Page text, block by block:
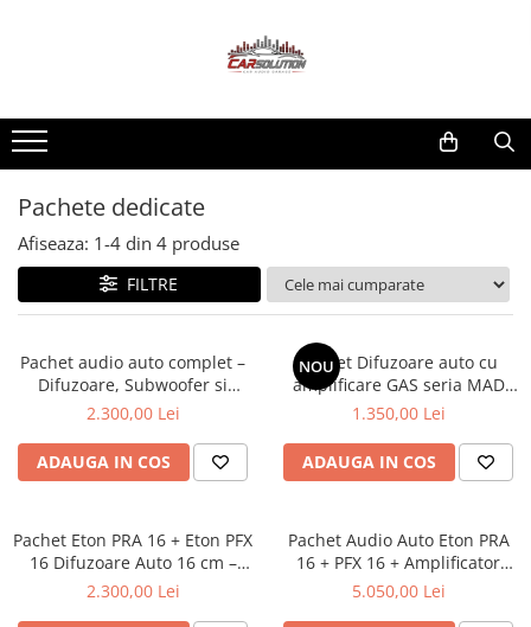
Difuzoare auto
Amplificatoare
Difuzoare dedicate BMW
Subwoofere
Accesorii
Grile difuzoare
Pachete dedicate
Difuzoare dedicate Volkswagen
Insonorizant Burete
Insonorizant Sandwich
Insonorizant Vibroabsorbant
Instrumente insonorizare
Insonorizare auto
Montaj difuzoare auto
Auto
Montaj Subwoofer Auto
Montaj Procesor DSP Auto
Pachete dedicate
Afiseaza: 1-4 din 4 produse
FILTRE
Pachet audio auto complet –
Difuzoare, Subwoofer si
Amplificator GAS seria MAD
2.300,00 Lei
ADAUGA IN COS
NOU
Pachet Difuzoare auto cu
amplificare GAS seria MAD
K1-64, X1-64, A1-70.4, 165mm,
1.350,00 Lei
ADAUGA IN COS
Pachet Eton PRA 16 + Eton PFX
16 Difuzoare Auto 16 cm –
Sistem Audio Complet
2.300,00 Lei
Pachet Audio Auto Eton PRA
16 + PFX 16 + Amplificator
Axton A894DSP – Sistem
5.050,00 Lei